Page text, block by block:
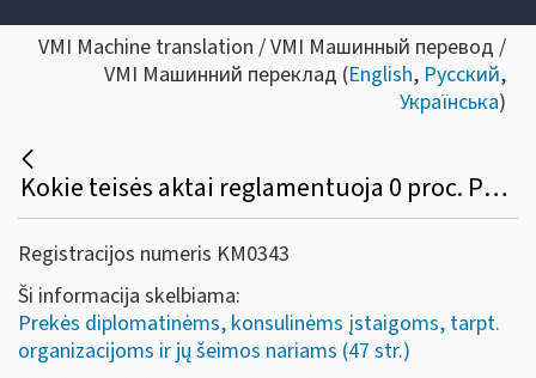
VMI Machine translation / VMI Машинный перевод /
VMI Машинний переклад (English, Русский,
Українська)
Kokie teisės aktai reglamentuoja 0 proc. PVM tarifo taikymą diplomatinėms atstovybėms, konsulinėms įstaigoms ir tarptautinėms organizacijoms ar jų atstovybėms, taip pat šių atstovybių ir įstaigų nariams ir jų šeimų nariams?
Registracijos numeris KM0343
Ši informacija skelbiama:
Prekės diplomatinėms, konsulinėms įstaigoms, tarpt.
organizacijoms ir jų šeimos nariams (47 str.)